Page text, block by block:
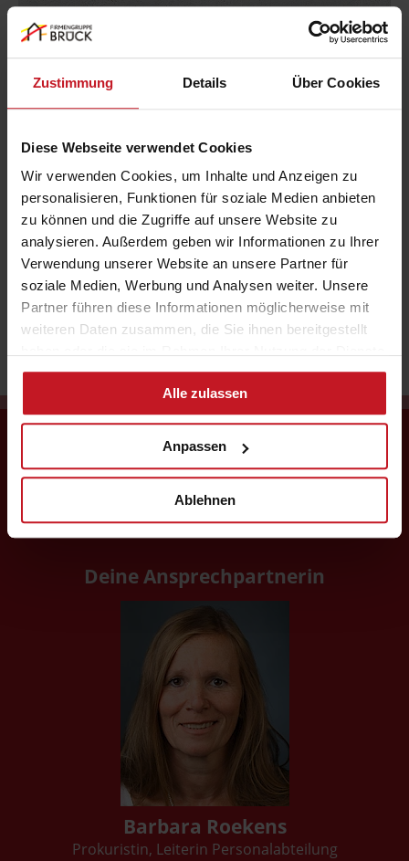
Zustimmung Details Über Cookies
Diese Webseite verwendet Cookies
Wir verwenden Cookies, um Inhalte und Anzeigen zu
personalisieren, Funktionen für soziale Medien anbieten
zu können und die Zugriffe auf unsere Website zu
analysieren. Außerdem geben wir Informationen zu Ihrer
Verwendung unserer Website an unsere Partner für
soziale Medien, Werbung und Analysen weiter. Unsere
Partner führen diese Informationen möglicherweise mit
weiteren Daten zusammen, die Sie ihnen bereitgestellt
gesammelt haben. Sie können der Verwendung von
notwendigen Cookies zustimmen oder Ihre individuelle
Auswahl bestätigen.
Alle zulassen
Anpassen
Ablehnen
3
Standorte
18
Azubis
sind aktuell in der Ausbildung
Interesse? Oder noch Fragen?
Oder möchtest du uns in einem Praktikum näher
kennenlernen? Dann melde dich gerne bei uns.
Deine Ansprechpartnerin
Barbara Roekens
Prokuristin, Leiterin Personalabteilung